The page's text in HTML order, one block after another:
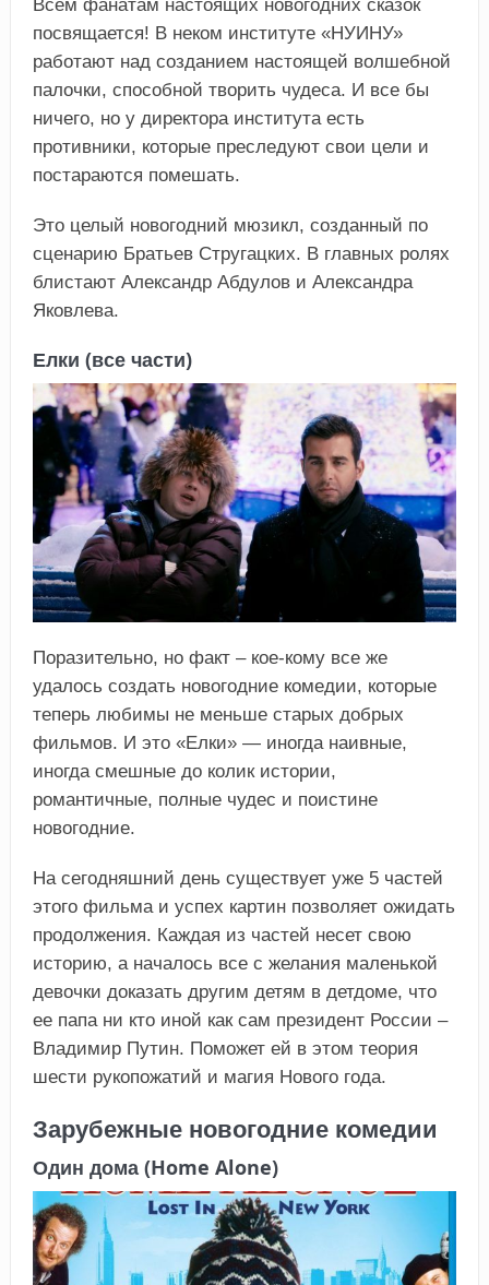
Всем фанатам настоящих новогодних сказок
посвящается! В неком институте «НУИНУ»
работают над созданием настоящей волшебной
палочки, способной творить чудеса. И все бы
ничего, но у директора института есть
противники, которые преследуют свои цели и
постараются помешать.
Это целый новогодний мюзикл, созданный по
сценарию Братьев Стругацких. В главных ролях
блистают Александр Абдулов и Александра
Яковлева.
Елки (все части)
Поразительно, но факт – кое-кому все же
удалось создать новогодние комедии, которые
теперь любимы не меньше старых добрых
фильмов. И это «Елки» — иногда наивные,
иногда смешные до колик истории,
романтичные, полные чудес и поистине
новогодние.
На сегодняшний день существует уже 5 частей
этого фильма и успех картин позволяет ожидать
продолжения. Каждая из частей несет свою
историю, а началось все с желания маленькой
девочки доказать другим детям в детдоме, что
ее папа ни кто иной как сам президент России –
Владимир Путин. Поможет ей в этом теория
шести рукопожатий и магия Нового года.
Зарубежные новогодние комедии
Один дома (Home Alone)